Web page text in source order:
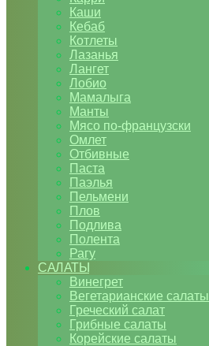
Каши
Кебаб
Котлеты
Лазанья
Лангет
Лобио
Мамалыга
Манты
Мясо по-французски
Омлет
Отбивные
Паста
Паэлья
Пельмени
Плов
Подлива
Полента
Рагу
САЛАТЫ
Винегрет
Вегетарианские салаты
Греческий салат
Грибные салаты
Корейские салаты